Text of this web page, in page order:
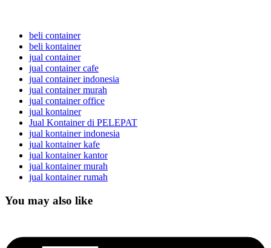
beli container
beli kontainer
jual container
jual container cafe
jual container indonesia
jual container murah
jual container office
jual kontainer
Jual Kontainer di PELEPAT
jual kontainer indonesia
jual kontainer kafe
jual kontainer kantor
jual kontainer murah
jual kontainer rumah
You may also like